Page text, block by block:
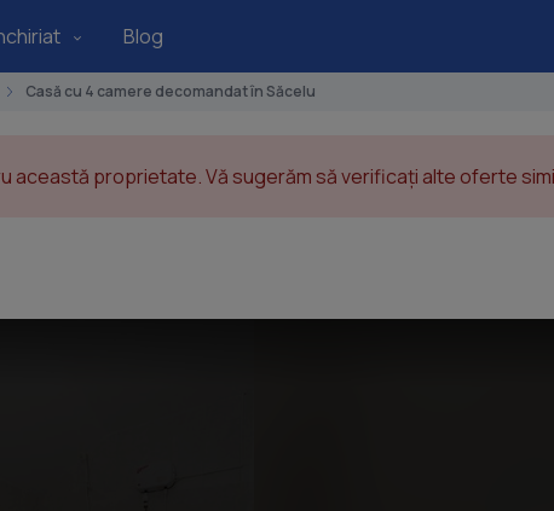
Blog
Casă cu 4 camere decomandat în Săcelu
această proprietate. Vă sugerăm să verificați alte oferte